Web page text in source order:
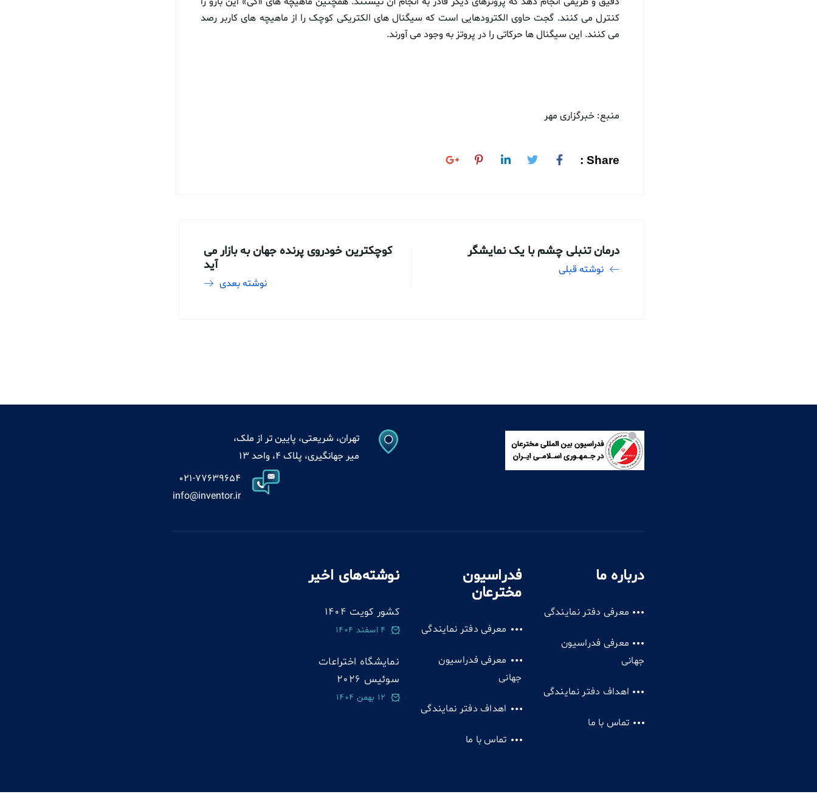
کنترل می کنند. گجت حاوی الکترودهایی است که سیگنال های الکتریکی کوچک را از ماهیچه های کاربر رصد
می کنند. این سیگنال ها حرکاتی را در پروتز به وجود می آورند.
منبع: خبرگزاری مهر
Share :
درمان تنبلی چشم با یک نمایشگر
نوشته قبلی
کوچکترین خودروی پرنده جهان به بازار می
آید
نوشته بعدی
تهران، شریعتی، پایین تر از ملک،
میر جهانگیری، پلاک 4، واحد 13
021-77639654
info@inventor.ir
درباره ما
معرفی دفتر نمایندگی
معرفی فدراسیون
جهانی
اهداف دفتر نمایندگی
تماس با ما
فدراسیون
مخترعان
معرفی دفتر نمایندگی
معرفی فدراسیون
جهانی
اهداف دفتر نمایندگی
تماس با ما
نوشته‌های اخیر
کشور کویت 1404
4 اسفند 1404
نمایشگاه اختراعات
سوئيس 2026
12 بهمن 1404